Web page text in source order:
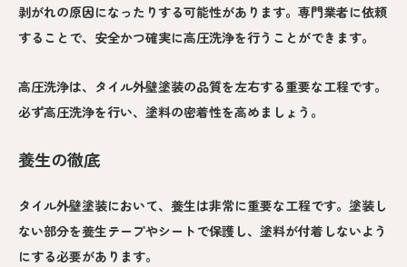
剥がれの原因になったりする可能性があります。専門業者に依頼
することで、安全かつ確実に高圧洗浄を行うことができます。
高圧洗浄は、タイル外壁塗装の品質を左右する重要な工程です。
必ず高圧洗浄を行い、塗料の密着性を高めましょう。
養生の徹底
タイル外壁塗装において、養生は非常に重要な工程です。塗装し
ない部分を養生テープやシートで保護し、塗料が付着しないよう
にする必要があります。